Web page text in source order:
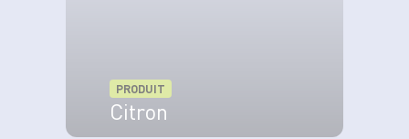
PRODUIT
Citron